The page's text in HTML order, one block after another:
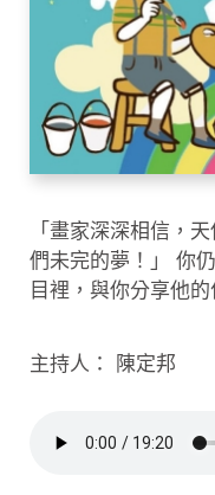
「畫家深深相信，
們未完的夢！」 你
目裡，與你分享他的
主持人： 陳定邦